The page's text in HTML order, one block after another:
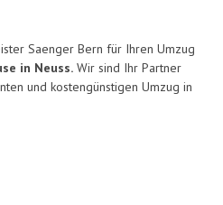
Saenger Bern für Ihren Umzug
in Neuss. Wir sind Ihr Partner
und kostengünstigen Umzug in